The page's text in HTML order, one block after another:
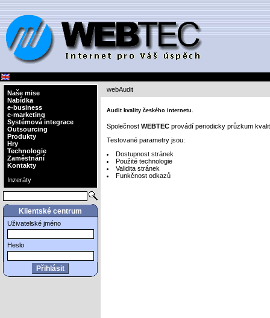
Naše mise
Nabídka
e-business
e-marketing
Systémová integrace
Outsourcing
Produkty
Hry
Technologie
Zaměstnání
Kontakty
Inzeráty
Klientské centrum
Uživatelské jméno
Heslo
webAudit
Audit kvality českého internetu.
Společnost WEBTEC provádí periodicky průzkum
Testované parametry jsou:
Dostupnost stránek
Použité technologie
Validita stránek
Funkčnost odkazů